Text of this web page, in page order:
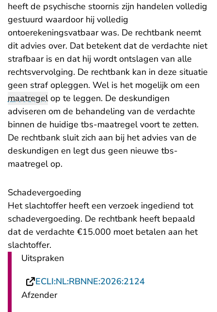
heeft de psychische stoornis zijn handelen volledig
gestuurd waardoor hij volledig
ontoerekeningsvatbaar was. De rechtbank neemt
dit advies over. Dat betekent dat de verdachte niet
strafbaar is en dat hij wordt ontslagen van alle
rechtsvervolging. De rechtbank kan in deze situatie
geen straf opleggen. Wel is het mogelijk om een
maatregelop te leggen. De deskundigen
adviseren om de behandeling van de verdachte
binnen de huidige tbs-maatregel voort te zetten.
De rechtbank sluit zich aan bij het advies van de
deskundigen en legt dus geen nieuwe tbs-
maatregel op.
Schadevergoeding
Het slachtoffer heeft een verzoek ingediend tot
schadevergoeding. De rechtbank heeft bepaald
dat de verdachte €15.000 moet betalen aan het
slachtoffer.
Uitspraken
ECLI:NL:RBNNE:2026:2124- U verlaat
Afzender